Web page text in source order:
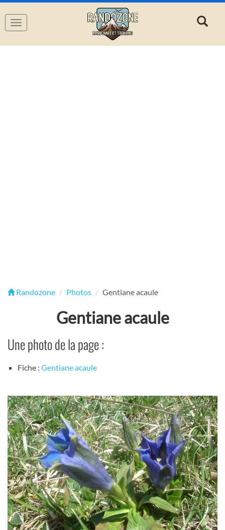
Navigation
Randozone Photos Gentiane acaule
Gentiane acaule
Une photo de la page :
Fiche : Gentiane acaule